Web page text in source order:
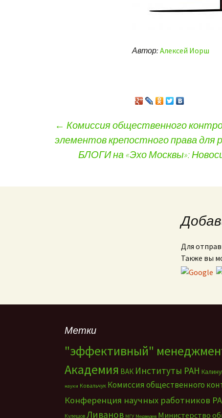
Автор: Алексей Иорш
Навигация по записям
← Комиссия общественного
элементов крепостного права для
БЛОГИ на «Эхо Москвы»:
Для
Также вы
Метки
"эффективный"
Академия ВАК Институты РАН
науки Ковальчук Комиссия общественного
Конференция научных работников
Кулешов Ливанов МГУ Медведев Министерство